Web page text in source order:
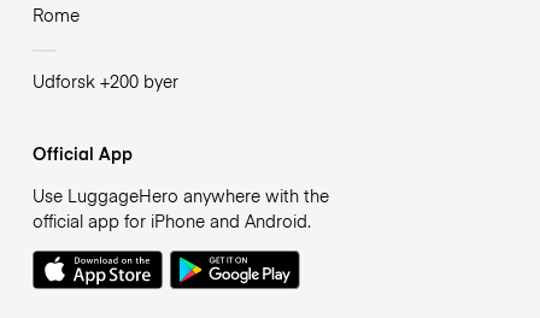
Rome
Udforsk +200 byer
Official App
Use LuggageHero anywhere with the
official app for iPhone and Android.